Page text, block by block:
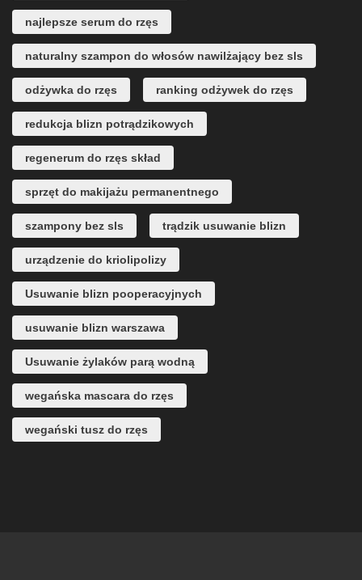
najlepsze serum do rzęs
naturalny szampon do włosów nawilżający bez sls
odżywka do rzęs ranking odżywek do rzęs
redukcja blizn potrądzikowych
regenerum do rzęs skład
sprzęt do makijażu permanentnego
szampony bez sls trądzik usuwanie blizn
urządzenie do kriolipolizy
Usuwanie blizn pooperacyjnych
usuwanie blizn warszawa
Usuwanie żylaków parą wodną
wegańska mascara do rzęs
wegański tusz do rzęs